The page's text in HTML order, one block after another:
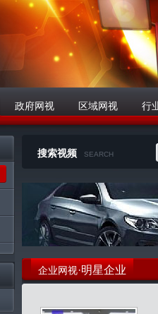
政府网视 区域网视 行
搜索视频 SEARCH
企业网视·明星企业